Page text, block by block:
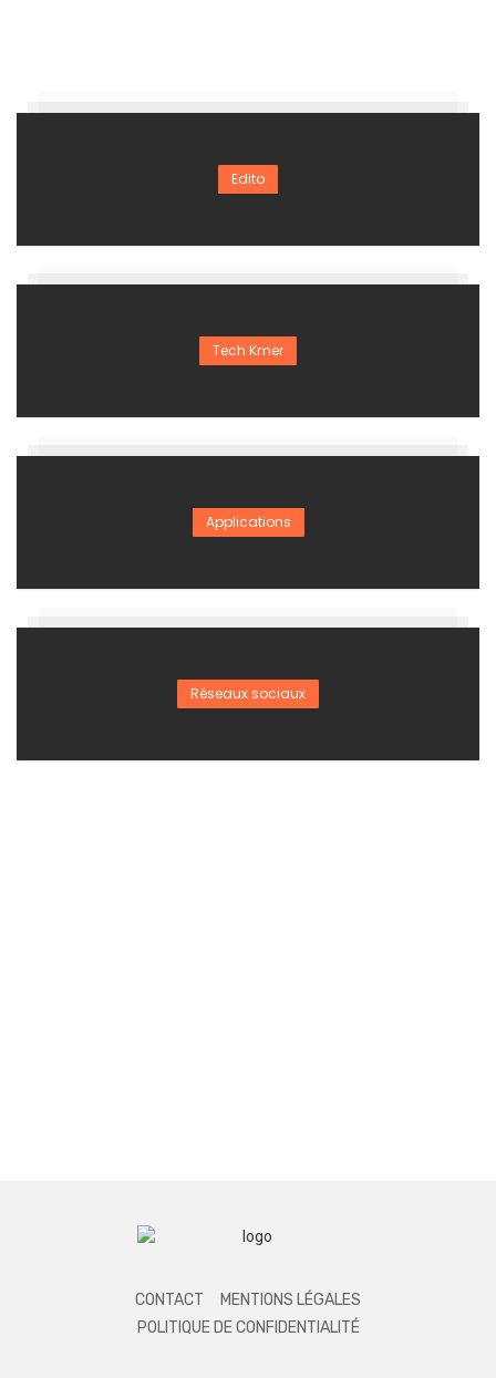
Edito
Tech Kmer
Applications
Réseaux sociaux
CONTACT
MENTIONS LÉGALES
POLITIQUE DE CONFIDENTIALITÉ